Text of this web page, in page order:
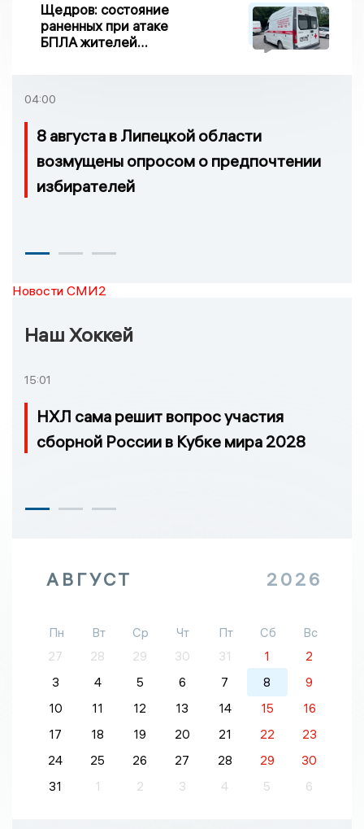
Щедров: состояние
раненных при атаке
БПЛА жителей
04:00
8 августа в Липецкой области
возмущены опросом о предпочтении
избирателей
Новости СМИ2
Наш Хоккей
15:01
НХЛ сама решит вопрос участия
сборной России в Кубке мира 2028
АВГУСТ 2026
Пн Вт Ср Чт Пт Сб
Вс
27
28 29 30 31 1
2
3
4 5 6 7 8
9
10
11 12 13 14 15
16
17
18 19 20 21 22
23
24
25 26 27 28 29
30
31
1 2 3 4 5 6